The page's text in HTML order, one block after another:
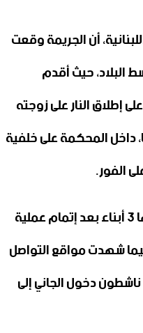
أن الجريمة وقعت
حيث أقدم
إطلاق النار على زوجته
داخل المحكمة على خلفية
الفور.
وقتل الرجل زوجته التي أنجب منها 3 أبناء بعد إتمام عملية
شهدت مواقع التواصل
دخول الجاني إلى